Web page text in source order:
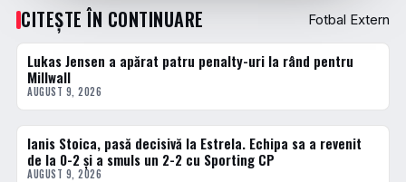
CITEȘTE ÎN CONTINUARE Fotbal Extern
FOTBAL EXTERN
Lukas Jensen a apărat patru penalty-uri la rând pentru
Millwall
AUGUST 9, 2026
FOTBAL EXTERN
Ianis Stoica, pasă decisivă la Estrela. Echipa sa a revenit
de la 0-2 și a smuls un 2-2 cu Sporting CP
AUGUST 9, 2026